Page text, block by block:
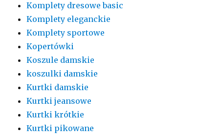
Komplety dresowe basic
Komplety eleganckie
Komplety sportowe
Kopertówki
Koszule damskie
koszulki damskie
Kurtki damskie
Kurtki jeansowe
Kurtki krótkie
Kurtki pikowane